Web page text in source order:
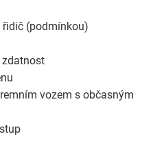
(podmínkou)
vozem s občasným